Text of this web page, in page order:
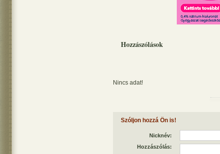
Hozzászólások
Nincs adat!
Szóljon hozzá Ön is!
Nicknév:
Hozzászólás: